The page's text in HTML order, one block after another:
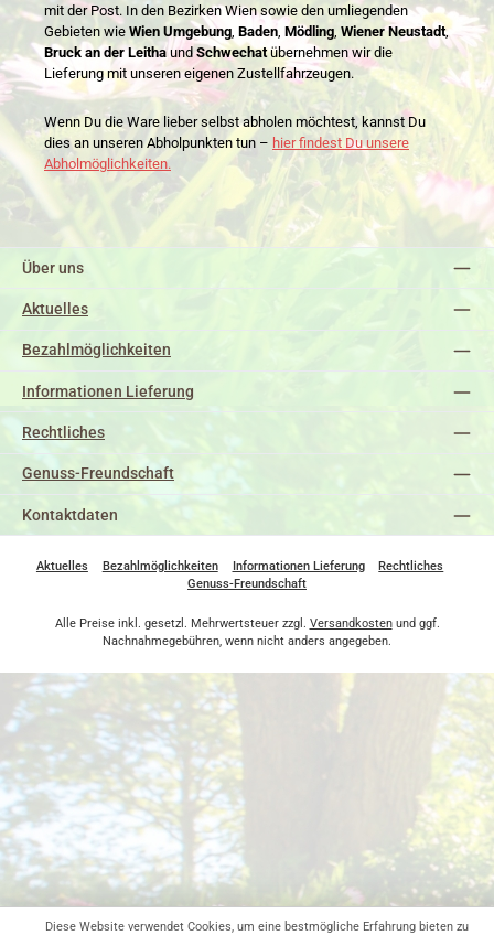
mit der Post. In den Bezirken Wien sowie den umliegenden
Gebieten wie Wien Umgebung Baden Mödling Wiener Neustadt,
Bruck an der Leitha undSchwechatübernehmen wir die
Lieferung mit unseren eigenen Zustellfahrzeugen.
Wenn Du die Ware lieber selbst abholen möchtest, kannst Du
dies an unseren Abholpunkten tun – hier findest Du unsere
Abholmöglichkeiten.
Über uns
Aktuelles
Bezahlmöglichkeiten
Informationen Lieferung
Rechtliches
Genuss-Freundschaft
Kontaktdaten
Aktuelles Bezahlmöglichkeiten Informationen Lieferung
Rechtliches
Genuss-Freundschaft
Alle Preise inkl. gesetzl. Mehrwertsteuer zzgl. Versandkostenund ggf.
Nachnahmegebühren, wenn nicht anders angegeben.
Diese Website verwendet Cookies, um eine bestmögliche Erfahrung bieten zu